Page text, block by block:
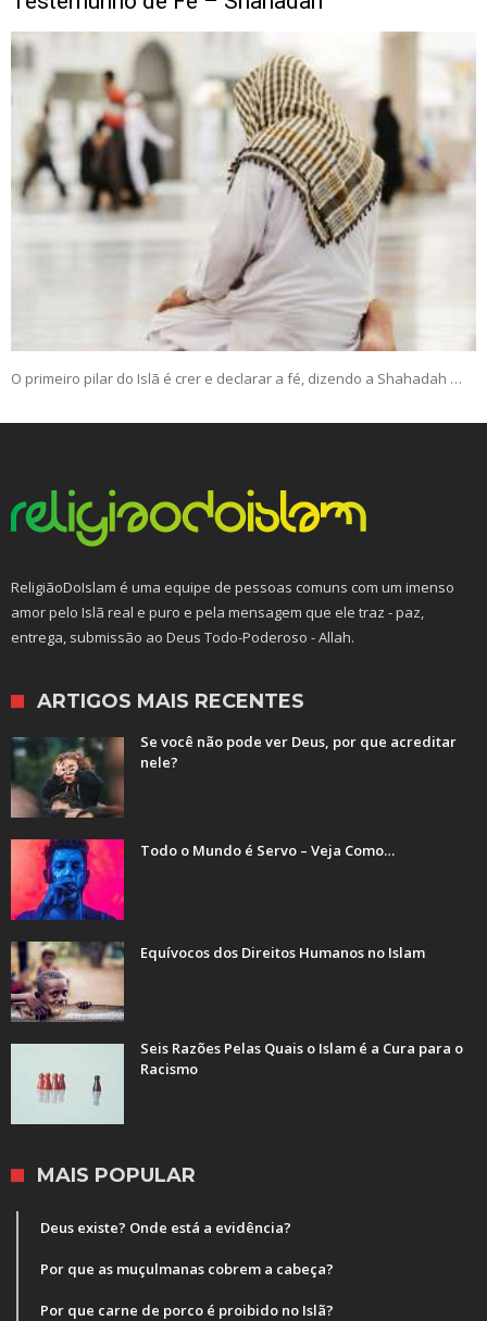
O primeiro pilar do Islã é crer e declarar a fé, dizendo a Shahadah …
ReligiãoDoIslam é uma equipe de pessoas comuns com um imenso
amor pelo Islã real e puro e pela mensagem que ele traz - paz,
entrega, submissão ao Deus Todo-Poderoso - Allah.
ARTIGOS MAIS RECENTES
Se você não pode ver Deus, por que acreditar
nele?
Todo o Mundo é Servo – Veja Como…
Equívocos dos Direitos Humanos no Islam
Seis Razões Pelas Quais o Islam é a Cura para o
Racismo
MAIS POPULAR
Deus existe? Onde está a evidência?
Por que as muçulmanas cobrem a cabeça?
Por que carne de porco é proibido no Islã?